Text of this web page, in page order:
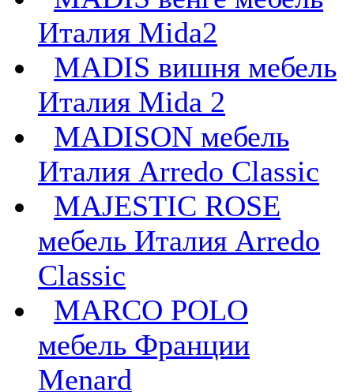
Италия Mida2
MADIS вишня мебель
Италия Mida 2
MADISON мебель
Италия Arredo Classic
MAJESTIC ROSE
мебель Италия Arredo
Classic
MARCO POLO
мебель Франции
Menard